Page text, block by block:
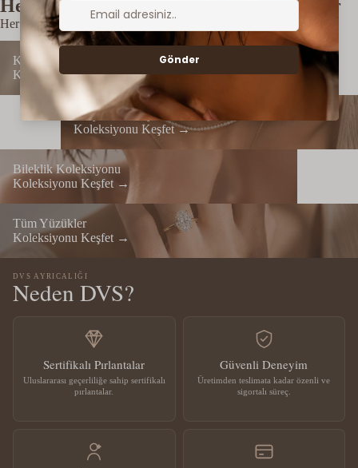
Her Koleksiyon Kendi Hikâyesini Anlatır
Her tasarım, kendine özgü bir hikâyenin ve karakterin izlerini taşır.
Küpe Koleksiyonu
Küpe Koleksiyonu
Koleksiyonu Keşfet →
Kolye Koleksiyonu
Kolye Koleksiyonu
Koleksiyonu Keşfet →
Bileklik Koleksiyonu
Bileklik Koleksiyonu
Koleksiyonu Keşfet →
Tüm Yüzükler
Koleksiyonu Keşfet →
DVS AYRICALIĞI
Neden DVS?
Sertifikalı Pırlantalar
Uluslararası geçerliliğe sahip sertifikalı
pırlantalar.
Güvenli Deneyim
Üretimden teslimata kadar özenli ve
sigortalı süreç.